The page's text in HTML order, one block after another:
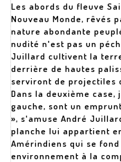
Les abords du fleuve
Nouveau Monde, rêvés
nature abondante
nudité n'est pas un
Juillard cultivent la
derrière de hautes
serviront de projectiles
Dans la deuxième case,
gauche, sont un
», s'amuse André
planche lui appartient
Amérindiens qui se
environnement à la